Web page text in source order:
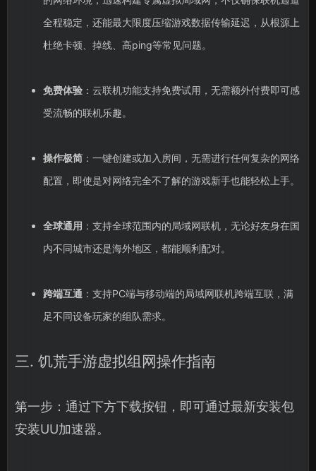
全程稳定，还能最大限度压缩游戏数据传输延迟，从根源上
杜绝卡顿、掉线、高ping等常见问题。
免费体验：云联机功能支持免费试用，无需额外付费即可感
受流畅的联机乐趣。
操作极简：一键创建或加入房间，无需进行任何复杂的网络
配置，即使是对网络完全不了解的游戏新手也能轻松上手。
全球通用 ：支持全球范围内的局域网联机，无论好友身在国
内不同城市还是海外地区，都能顺利配对。
跨端互通：支持PC端与移动端的局域网联机跨端互联，满
足不同设备玩家的组队需求。
三. 饥荒手游虚拟组网操作指南
第一步：通过下方下载按钮，即可通过最新安装包
安装UU加速器。